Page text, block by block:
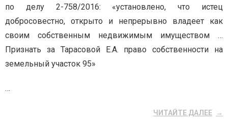
по делу 2-758/2016: «установлено, что истец
добросовестно, открыто и непрерывно владеет как
своим собственным недвижимым имуществом …
Признать за Тарасовой Е.А. право собственности на
земельный участок 95»
…
ЧИТАЙТЕ ДАЛЕЕ